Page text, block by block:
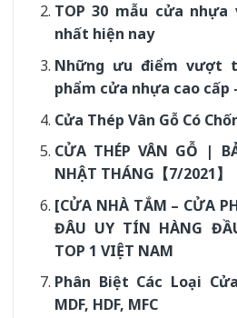
TOP 30 mẫu cửa nhựa
nhất hiện nay
Những ưu điểm vượt
phẩm cửa nhựa cao cấp
Cửa Thép Vân Gỗ Có
CỬA THÉP VÂN GỖ |
NHẬT THÁNG【7/2021】
[CỬA NHÀ TẮM – CỬA
ĐÂU UY TÍN HÀNG
TOP 1 VIỆT NAM
Phân Biệt Các Loại
MDF, HDF, MFC